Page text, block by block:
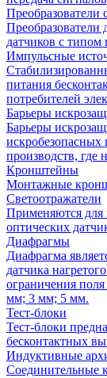
Преобразователи
Преобразователи
датчиков с
Импульсные
питания
потребителей
Барьеры
Барьеры
производств, где
Кронштейны
Монтажные
Светоотражатели
Применяются для
оптических
Диафрагмы
Диафрагма
датчика
ограничения
мм; 3 мм; 5 мм.
Тест-блоки
Тест-блоки
бесконтактных
Индуктивные
Соединительные